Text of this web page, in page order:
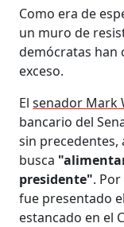
Como era de
un muro de
demócratas han
exceso.
Elsenador Mark
bancario del
sin precedentes,
busca
presidente".
fue presentado
estancado en el